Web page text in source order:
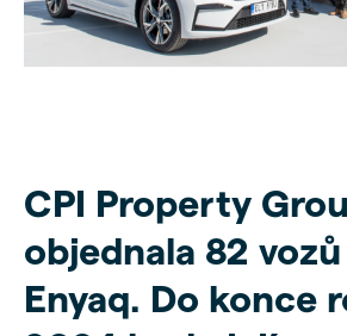
CPI Property
objednala 82
Enyaq. Do konce